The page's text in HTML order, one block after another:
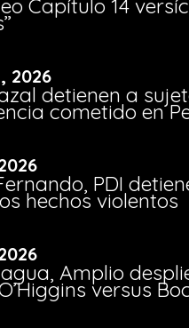
Capítulo 14
2026
detienen a
cometido en
PDI
hechos violentos
Amplio
versus